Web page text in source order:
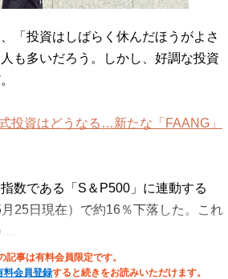
「投資はしばらく休んだほうがよさ
も多いだろう。しかし、好調な投資
投資はどうなる…新たな「FAANG」
数である「S＆P500」に連動する
25日現在）で約16％下落した。これ
記事は有料会員限定です。
料会員登録すると続きをお読みいただけます。